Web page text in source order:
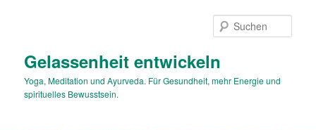
Gelassenheit entwickeln
Yoga, Meditation und Ayurveda. Für Gesundheit, mehr Energie und
spirituelles Bewusstsein.